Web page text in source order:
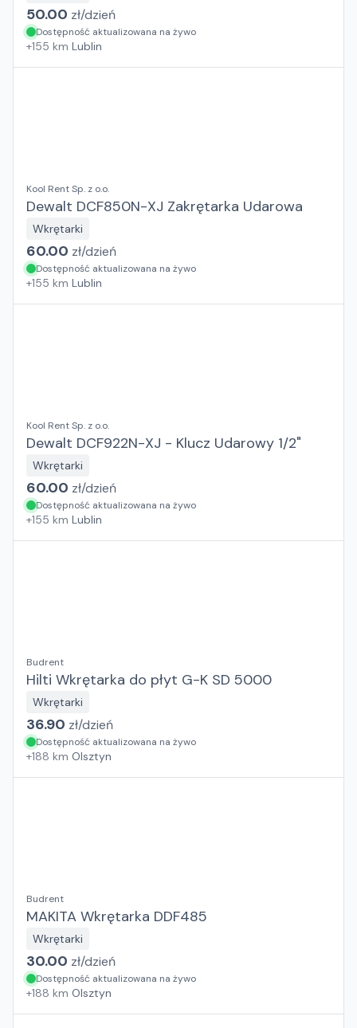
50.00 zł/dzień
Dostępność aktualizowana na żywo
+155 km Lublin
Kool Rent Sp. z o.o.
Dewalt DCF850N-XJ Zakrętarka Udarowa
Wkrętarki
60.00 zł/dzień
Dostępność aktualizowana na żywo
+155 km Lublin
Kool Rent Sp. z o.o.
Dewalt DCF922N-XJ - Klucz Udarowy 1/2"
Wkrętarki
60.00 zł/dzień
Dostępność aktualizowana na żywo
+155 km Lublin
Budrent
Hilti Wkrętarka do płyt G-K SD 5000
Wkrętarki
36.90 zł/dzień
Dostępność aktualizowana na żywo
+188 km Olsztyn
Budrent
MAKITA Wkrętarka DDF485
Wkrętarki
30.00 zł/dzień
Dostępność aktualizowana na żywo
+188 km Olsztyn